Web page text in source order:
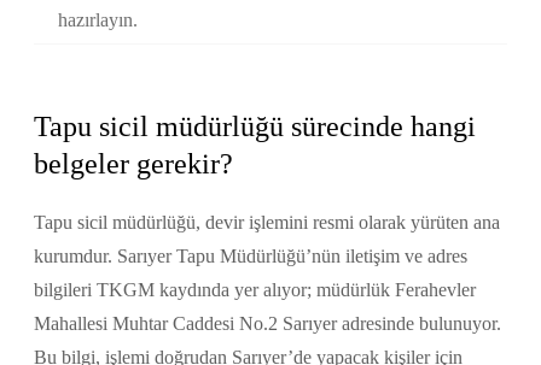
hazırlayın.
Tapu sicil müdürlüğü sürecinde hangi
belgeler gerekir?
Tapu sicil müdürlüğü, devir işlemini resmi olarak yürüten ana
kurumdur. Sarıyer Tapu Müdürlüğü’nün iletişim ve adres
bilgileri TKGM kaydında yer alıyor; müdürlük Ferahevler
Mahallesi Muhtar Caddesi No.2 Sarıyer adresinde bulunuyor.
Bu bilgi, işlemi doğrudan Sarıyer’de yapacak kişiler için